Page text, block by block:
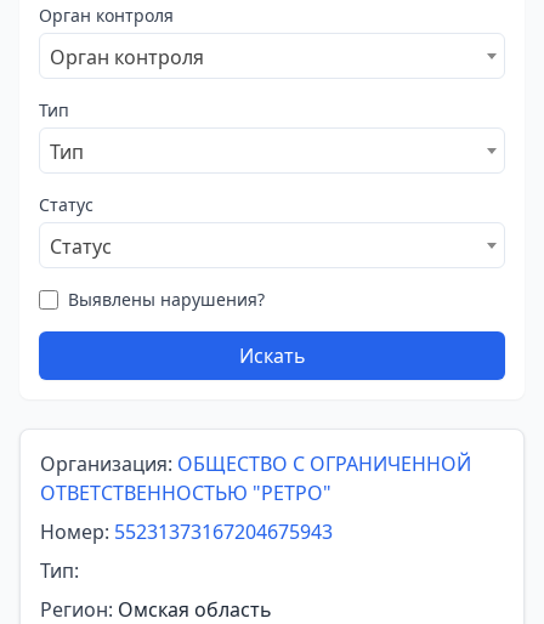
Орган контроля
Орган контроля
Тип
Тип
Статус
Статус
Выявлены нарушения?
Искать
Организация: ОБЩЕСТВО С ОГРАНИЧЕННОЙ
ОТВЕТСТВЕННОСТЬЮ "РЕТРО"
Номер: 55231373167204675943
Тип:
Регион: Омская область